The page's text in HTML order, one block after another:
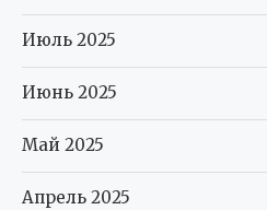
Июль 2025
Июнь 2025
Май 2025
Апрель 2025